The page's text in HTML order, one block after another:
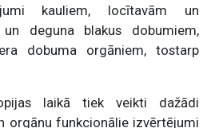
kauliem, locītavām un
deguna blakus dobumiem,
dobuma orgāniem, tostarp
laikā tiek veikti dažādi
orgānu funkcionālie izvērtējumi